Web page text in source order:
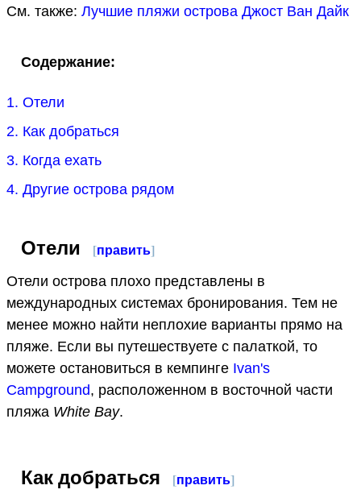
См. также: Лучшие пляжи острова Джост Ван Дайк
Содержание:
1. Отели
2. Как добраться
3. Когда ехать
4. Другие острова рядом
Отели [править]
Отели острова плохо представлены в
международных системах бронирования. Тем не
менее можно найти неплохие варианты прямо на
пляже. Если вы путешествуете с палаткой, то
можете остановиться в кемпинге Ivan's
Campground, расположенном в восточной части
пляжа White Bay.
Как добраться [править]